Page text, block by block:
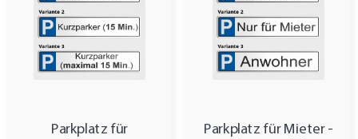
Parkplatz für
Parkplatz für Mieter -